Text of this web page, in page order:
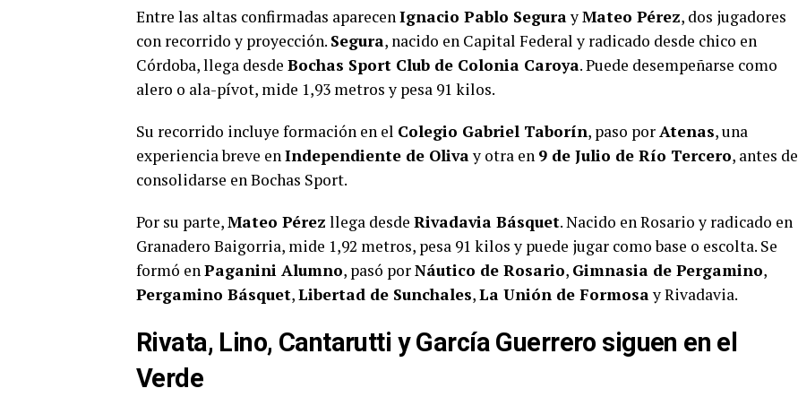
Entre las altas confirmadas aparecenIgnacio Pablo SegurayMateo Pérez, dos jugadores
con recorrido y proyección. Segura, nacido en Capital Federal y radicado desde chico en
Córdoba, llega desde Bochas Sport Club de Colonia Caroya. Puede desempeñarse como
alero o ala-pívot, mide 1,93 metros y pesa 91 kilos.
Su recorrido incluye formación en el Colegio Gabriel Taborín, paso porAtenas, una
experiencia breve enIndependiente de Olivay otra en 9 de Julio de Río Tercero, antes de
consolidarse en Bochas Sport.
Por su parte,Mateo Pérez llega desde Rivadavia Básquet. Nacido en Rosario y radicado en
Granadero Baigorria, mide 1,92 metros, pesa 91 kilos y puede jugar como base o escolta. Se
formó enPaganini Alumno, pasó porNáutico de Rosario, Gimnasia de Pergamino,
Pergamino Básquet,Libertad de Sunchales,La Unión de Formosay Rivadavia.
Rivata, Lino, Cantarutti y García Guerrero siguen en el
Verde